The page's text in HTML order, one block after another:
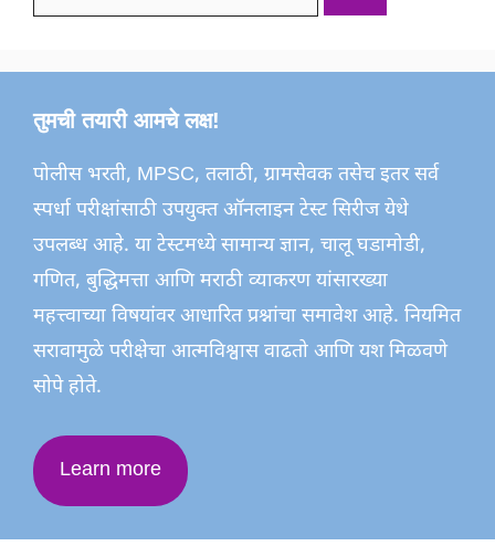
for:
तुमची तयारी आमचे लक्ष!
पोलीस भरती, MPSC, तलाठी, ग्रामसेवक तसेच इतर सर्व
स्पर्धा परीक्षांसाठी उपयुक्त ऑनलाइन टेस्ट सिरीज येथे
उपलब्ध आहे. या टेस्टमध्ये सामान्य ज्ञान, चालू घडामोडी,
गणित, बुद्धिमत्ता आणि मराठी व्याकरण यांसारख्या
महत्त्वाच्या विषयांवर आधारित प्रश्नांचा समावेश आहे. नियमित
सरावामुळे परीक्षेचा आत्मविश्वास वाढतो आणि यश मिळवणे
सोपे होते.
Learn more